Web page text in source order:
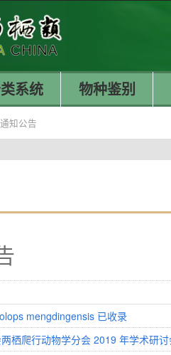
系统 物种鉴别
通知公告
mengdingensis 已收录
栖爬行动物学分会 2019 年学术研